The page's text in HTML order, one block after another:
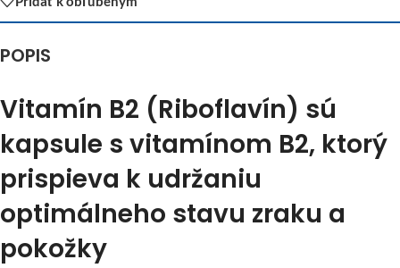
POPIS
Vitamín B2 (Riboflavín) sú
kapsule s vitamínom B2, ktorý
prispieva k udržaniu
optimálneho stavu zraku a
pokožky